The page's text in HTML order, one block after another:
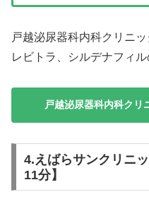
戸越泌尿器科内科クリニ
レビトラ、シルデナフィ
戸越泌尿器科内科クリ
4.えばらサンクリニ
11分】